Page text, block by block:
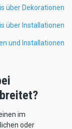
über Dekorationen
über Installationen
und Installationen
im
oder